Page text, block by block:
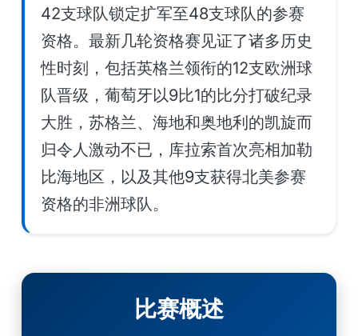
42支球队锁定扩军至48支球队的参赛
资格。最新几轮资格赛见证了诸多历史
性时刻，包括英格兰领衔的12支欧洲球
队晋级，葡萄牙以9比1的比分打破纪录
大胜，苏格兰、海地和奥地利的凯旋而
归令人激动不已，库拉索首次亮相加勒
比海地区，以及其他9支获得北美参赛
资格的非洲球队。
比赛概述